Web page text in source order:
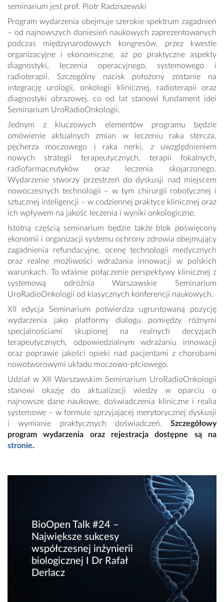
seminarium jest prof. Piotr Radziszewski
Program wydarzenia obejmuje szerokie spektrum zagadnień
– od najnowszych doniesień naukowych zaprezentowanych
podczas międzynarodowych kongresów, przez kwestie
organizacyjne i ekonomiczne, aż po praktyczne aspekty
diagnostyki, leczenia operacyjnego, systemowego i
radioterapii. Szczególny nacisk położony zostanie na
integrację urologii, onkologii klinicznej, radioterapii oraz
diagnostyki obrazowej, co od lat stanowi fundament idei
Seminarium UroRadioOnkologii.
Jednym z kluczowych elementów programu będzie
omówienie aktualnych zmian w leczeniu raka stercza,
pęcherza moczowego i raka nerki, z uwzględnieniem
nowych strategii terapeutycznych, terapii fokalnych,
radiofarmaceutyków oraz leczenia skojarzonego.
Wydarzenie stworzy przestrzeń do dyskusji nad miejscem
nowoczesnych technologii – w tym chirurgii robotycznej i
sztucznej inteligencji – w codziennej praktyce klinicznej oraz
ich wpływem na jakość leczenia i wyniki onkologiczne.
Istotną częścią seminarium będzie także blok poświęcony
ekonomii i organizacji systemu ochrony zdrowia obejmujący
zagadnienia refundacyjne, ocenę technologii medycznych
oraz realne możliwości wdrażania innowacji w polskich
warunkach. To właśnie połączenie perspektywy klinicznej z
systemową odróżnia Warszawskie Seminarium
UroRadioOnkologii od klasycznych konferencji naukowych.
XII edycja Seminarium potwierdza ugruntowaną pozycję
wydarzenia jako platformy dialogu pomiędzy różnymi
specjalnościami skupionej na realnych decyzjach
terapeutycznych, odpowiedzialnym wdrażaniu innowacji
oraz poprawie jakości opieki nad pacjentami z chorobami
nowotworowymi układu moczowo-płciowego.
Udział w XII Warszawskim Seminarium UroRadioOnkologii
stanowi okazję do aktualizacji wiedzy w oparciu o
najnowsze dane naukowe, doświadczenia kliniczne i realia
systemowe – w formule sprzyjającej merytorycznej dyskusji
i wymianie praktycznych doświadczeń. Szczegółowy
program wydarzenia oraz rejestracja dostępne są na
stronie.
BioOpen Talk #24 –
Największe sukcesy
współczesnej inżynierii
biologicznej I Dr Rafał
Derlacz